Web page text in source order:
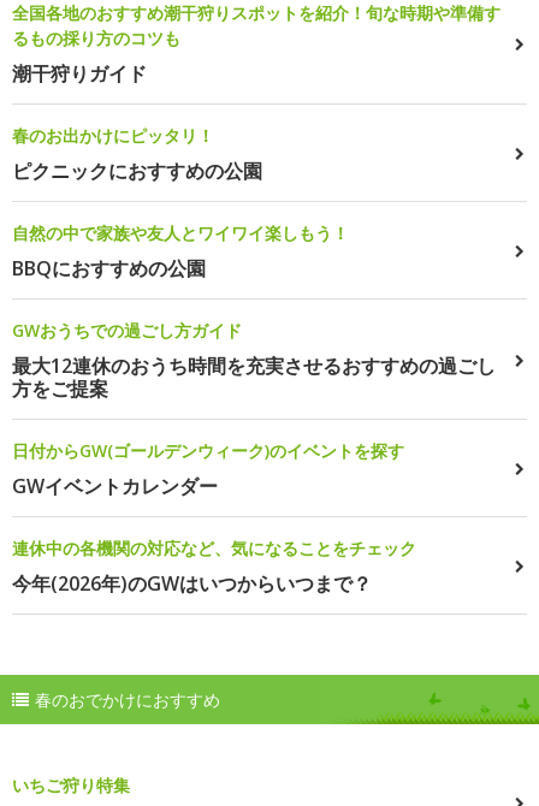
全国各地のおすすめ潮干狩りスポットを紹介！旬な時期や準備す
るもの採り方のコツも
潮干狩りガイド
春のお出かけにピッタリ！
ピクニックにおすすめの公園
自然の中で家族や友人とワイワイ楽しもう！
BBQにおすすめの公園
GWおうちでの過ごし方ガイド
最大12連休のおうち時間を充実させるおすすめの過ごし
方をご提案
日付からGW(ゴールデンウィーク)のイベントを探す
GWイベントカレンダー
連休中の各機関の対応など、気になることをチェック
今年(2026年)のGWはいつからいつまで？
春のおでかけにおすすめ
いちご狩り特集